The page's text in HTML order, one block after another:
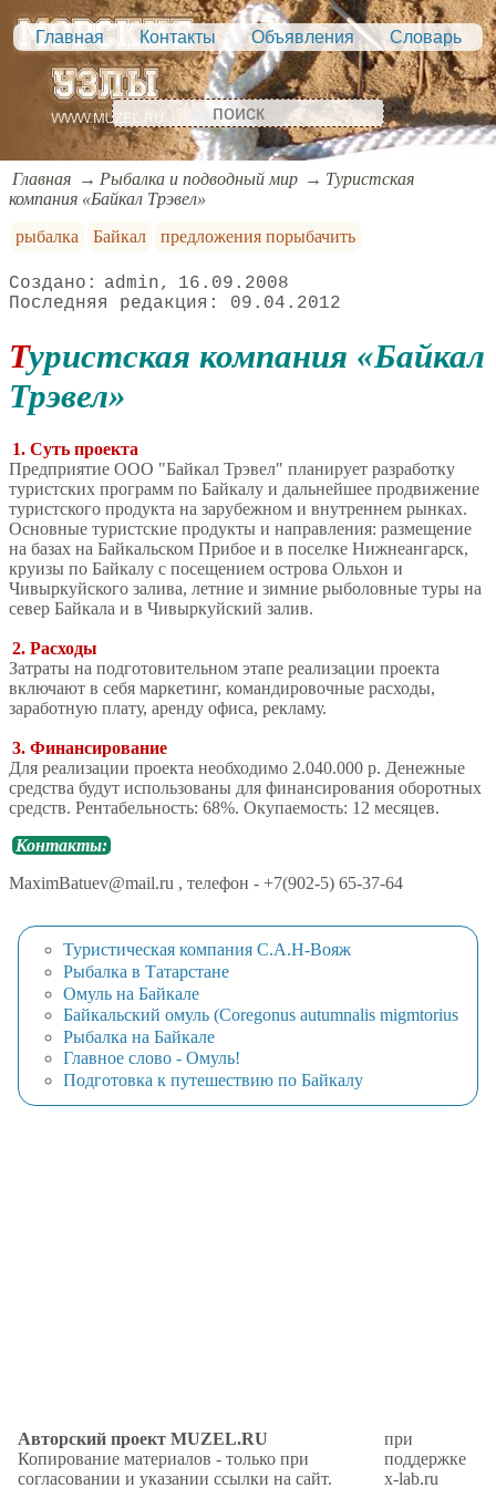
Главная Контакты Объявления Словарь
Главная Рыбалка и подводный мир
Туристская
компания «Байкал Трэвел»
рыбалка
Байкал предложения порыбачить
admin
16.09.2008
09.04.2012
Туристская компания «Байкал
Трэвел»
1. Суть проекта
Предприятие ООО "Байкал Трэвел" планирует разработку
туристских программ по Байкалу и дальнейшее продвижение
туристского продукта на зарубежном и внутреннем рынках.
Основные туристские продукты и направления: размещение
на базах на Байкальском Прибое и в поселке Нижнеангарск,
круизы по Байкалу с посещением острова Ольхон и
Чивыркуйского залива, летние и зимние рыболовные туры на
север Байкала и в Чивыркуйский залив.
2. Расходы
Затраты на подготовительном этапе реализации проекта
включают в себя маркетинг, командировочные расходы,
заработную плату, аренду офиса, рекламу.
3. Финансирование
Для реализации проекта необходимо 2.040.000 р. Денежные
средства будут использованы для финансирования оборотных
средств. Рентабельность: 68%. Окупаемость: 12 месяцев.
Контакты:
MaximBatuev@mail.ru , телефон - +7(902-5) 65-37-64
Туристическая компания С.А.Н-Вояж
Рыбалка в Татарстане
Омуль на Байкале
Байкальский омуль (Coregonus autumnalis migmtorius
Рыбалка на Байкале
Главное слово - Омуль!
Подготовка к путешествию по Байкалу
Авторский проект MUZEL.RU
Копирование материалов - только при
согласовании и указании ссылки на сайт.
при
поддержке
x-lab.ru